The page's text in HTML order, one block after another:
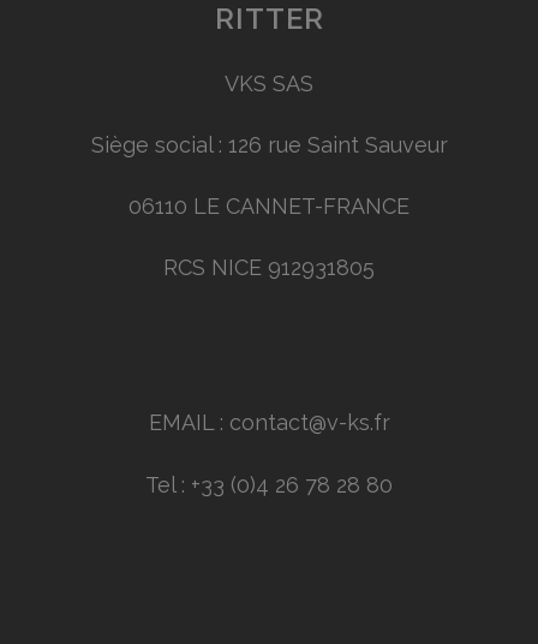
RITTER
VKS SAS
Siège social : 126 rue Saint Sauveur
06110 LE CANNET-FRANCE
RCS NICE 912931805
EMAIL : contact@v-ks.fr
Tel : +33 (0)4 26 78 28 80